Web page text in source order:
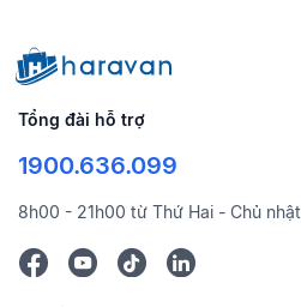
Tổng đài hỗ trợ
1900.636.099
8h00 - 21h00 từ Thứ Hai - Chủ nhật